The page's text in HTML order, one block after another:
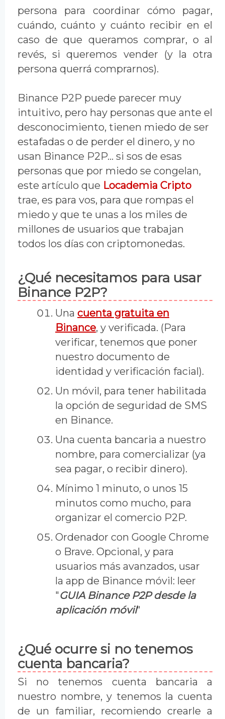
persona para coordinar cómo pagar,
cuándo, cuánto y cuánto recibir en el
caso de que queramos comprar, o al
revés, si queremos vender (y la otra
persona querrá comprarnos).
Binance P2P puede parecer muy
intuitivo, pero hay personas que ante el
desconocimiento, tienen miedo de ser
estafadas o de perder el dinero, y no
usan Binance P2P... si sos de esas
personas que por miedo se congelan,
este artículo que Locademia Cripto
trae, es para vos, para que rompas el
miedo y que te unas a los miles de
millones de usuarios que trabajan
todos los días con criptomonedas.
¿Qué necesitamos para usar
Binance P2P?
Una cuenta gratuita en
Binance, y verificada. (Para
verificar, tenemos que poner
nuestro documento de
identidad y verificación facial).
Un móvil, para tener habilitada
la opción de seguridad de SMS
en Binance.
Una cuenta bancaria a nuestro
nombre, para comercializar (ya
sea pagar, o recibir dinero).
Mínimo 1 minuto, o unos 15
minutos como mucho, para
organizar el comercio P2P.
Ordenador con Google Chrome
o Brave. Opcional, y para
usuarios más avanzados, usar
la app de Binance móvil: leer
"GUIA Binance P2P desde la
aplicación móvil"
¿Qué ocurre si no tenemos
cuenta bancaria?
Si no tenemos cuenta bancaria a
nuestro nombre, y tenemos la cuenta
de un familiar, recomiendo crearle a